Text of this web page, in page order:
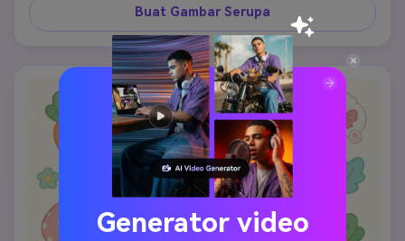
Skandinavia, imut, dan serbaguna, dengan banyak ruang
napas, tepi tajam, tekstur kertas halus, dan tampilan
wallpaper yang rapi yang bekerja dengan indah untuk
layar ponsel dan branding musiman yang lembut.
Buat Gambar Serupa
Generator video